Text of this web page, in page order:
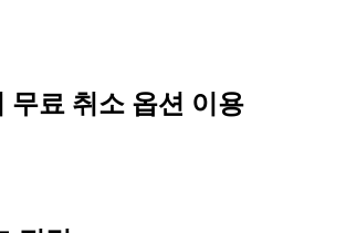
무료 취소 옵션 이용